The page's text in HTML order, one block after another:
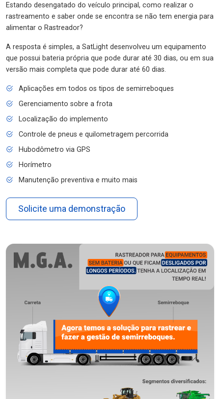
Estando desengatado do veículo principal, como realizar o
rastreamento e saber onde se encontra se não tem energia para
alimentar o Rastreador?
A resposta é simples, a SatLight desenvolveu um equipamento
que possui bateria própria que pode durar até 30 dias, ou em sua
versão mais completa que pode durar até 60 dias.
Aplicações em todos os tipos de semirreboques
Gerenciamento sobre a frota
Localização do implemento
Controle de pneus e quilometragem percorrida
Hubodômetro via GPS
Horímetro
Manutenção preventiva e muito mais
Solicite uma demonstração